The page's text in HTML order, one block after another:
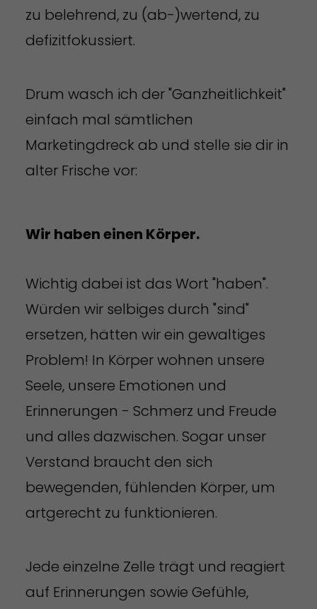
zu belehrend, zu (ab-)wertend, zu
defizitfokussiert.
Drum wasch ich der "Ganzheitlichkeit"
einfach mal sämtlichen
Marketingdreck ab und stelle sie dir in
alter Frische vor:
Wir haben einen Körper.
Wichtig dabei ist das Wort "haben".
Würden wir selbiges durch "sind"
ersetzen, hätten wir ein gewaltiges
Problem! In Körper wohnen unsere
Seele, unsere Emotionen und
Erinnerungen - Schmerz und Freude
und alles dazwischen. Sogar unser
Verstand braucht den sich
bewegenden, fühlenden Körper, um
artgerecht zu funktionieren.
Jede einzelne Zelle trägt und reagiert
auf Erinnerungen sowie Gefühle,